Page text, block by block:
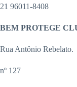
21 96011-8408
BEM PROTEGE
Rua Antônio Rebelato.
nº 127